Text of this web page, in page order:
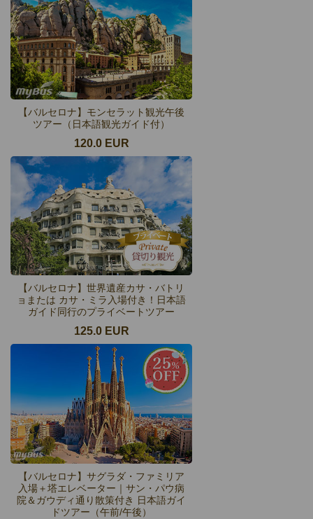
【バルセロナ】モンセラット観光午後
ツアー（日本語観光ガイド付）
120.0 EUR
【バルセロナ】世界遺産カサ・バトリ
ョまたは カサ・ミラ入場付き！日本語
ガイド同行のプライベートツアー
125.0 EUR
【バルセロナ】サグラダ・ファミリア
入場＋塔エレベーター｜サン・パウ病
院＆ガウディ通り散策付き 日本語ガイ
ドツアー（午前/午後）